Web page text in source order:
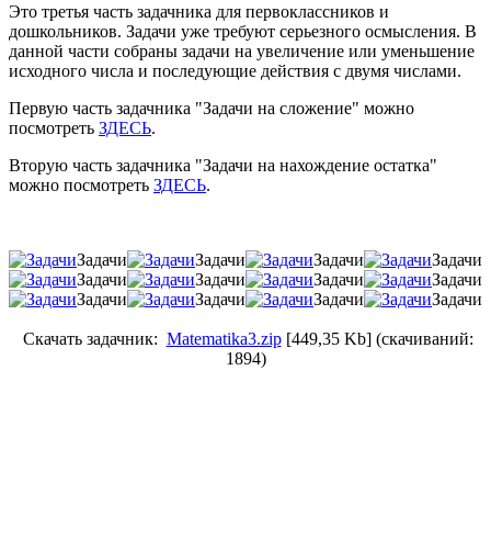
Это третья часть задачника для первоклассников и
дошкольников. Задачи уже требуют серьезного осмысления. В
данной части собраны задачи на увеличение или уменьшение
исходного числа и последующие действия с двумя числами.
Первую часть задачника "Задачи на сложение" можно
посмотреть ЗДЕСЬ.
Вторую часть задачника "Задачи на нахождение остатка"
можно посмотреть ЗДЕСЬ.
Задачи Задачи Задачи
Задачи
Задачи
Задачи Задачи
Задачи
Задачи
Задачи Задачи Задачи
Скачать задачник: Matematika3.zip[449,35 Kb] (cкачиваний:
1894)